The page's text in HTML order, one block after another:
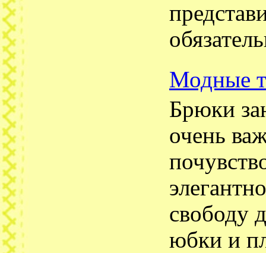
Модные
Брюки
очень
свободу
юбки и